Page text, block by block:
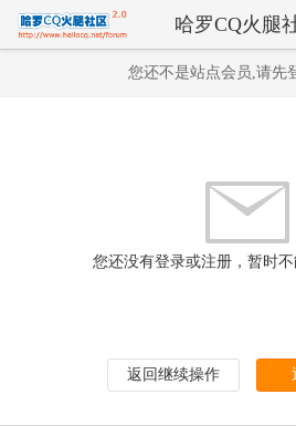
哈罗CQ火腿
您还不是站点会员,请先
您还没有登录或注册，暂时不
返回继续操作